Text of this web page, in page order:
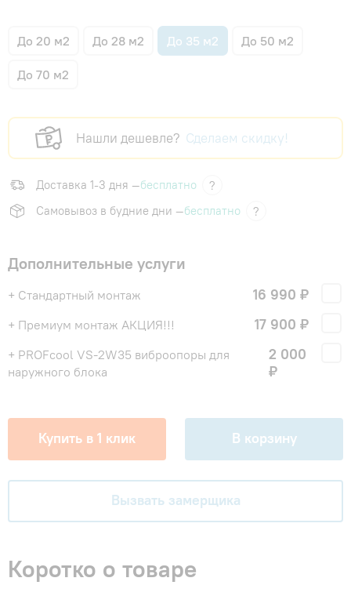
До 20 м2 До 28 м2 До 35 м2 До 50 м2
До 70 м2
Нашли дешевле? Сделаем скидку!
Доставка 1-3 дня —бесплатно
?
Самовывоз в будние дни —бесплатно ?
Дополнительные услуги
+ Стандартный монтаж 16 990 ₽
+ Премиум монтаж АКЦИЯ!!! 17 900 ₽
+ PROFcool VS-2W35 виброопоры для
наружного блока
2 000
₽
Купить в 1 клик В корзину
Вызвать замерщика
Коротко о товаре